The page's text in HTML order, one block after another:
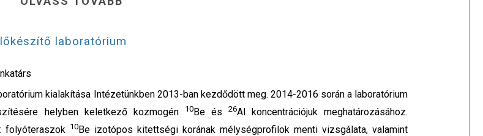
laboratórium
kialakítása Intézetünkben 2013-ban kezdődött meg. 2014-2016 során a laboratórium
helyben keletkező kozmogén
10Be és 26Al koncentrációjuk meghatározásához.
folyóteraszok 10 Be izotópos kitettségi korának mélységprofilok menti vizsgálata, valamint